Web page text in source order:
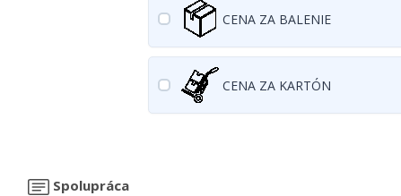
CENA ZA BALENIE
CENA ZA KARTÓN
Spolupráca